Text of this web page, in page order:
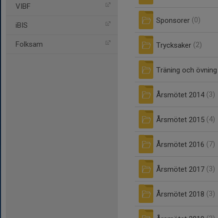
VIBF
iBIS
Folksam
Sponsorer (0)
Trycksaker (2)
Träning och övning
Årsmötet 2014 (3)
Årsmötet 2015 (4)
Årsmötet 2016 (7)
Årsmötet 2017 (3)
Årsmötet 2018 (3)